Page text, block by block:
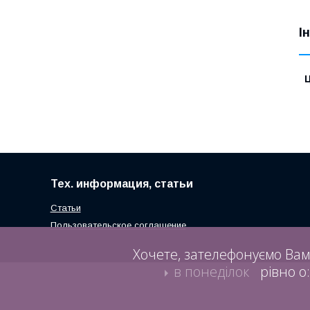
Тех. информация, статьи
Статьи
Пользовательское соглашение
Хочете, зателефонуємо Вам
в понеділок
рівно о: